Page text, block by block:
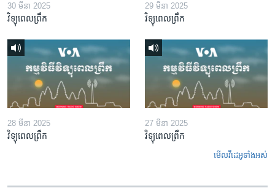
30 មីនា 2025
វិទ្យុពេលព្រឹក
29 មីនា 2025
វិទ្យុពេលព្រឹក
28 មីនា 2025
វិទ្យុពេលព្រឹក
27 មីនា 2025
វិទ្យុពេលព្រឹក
មើល​វីដេអូ​ទាំង​អស់